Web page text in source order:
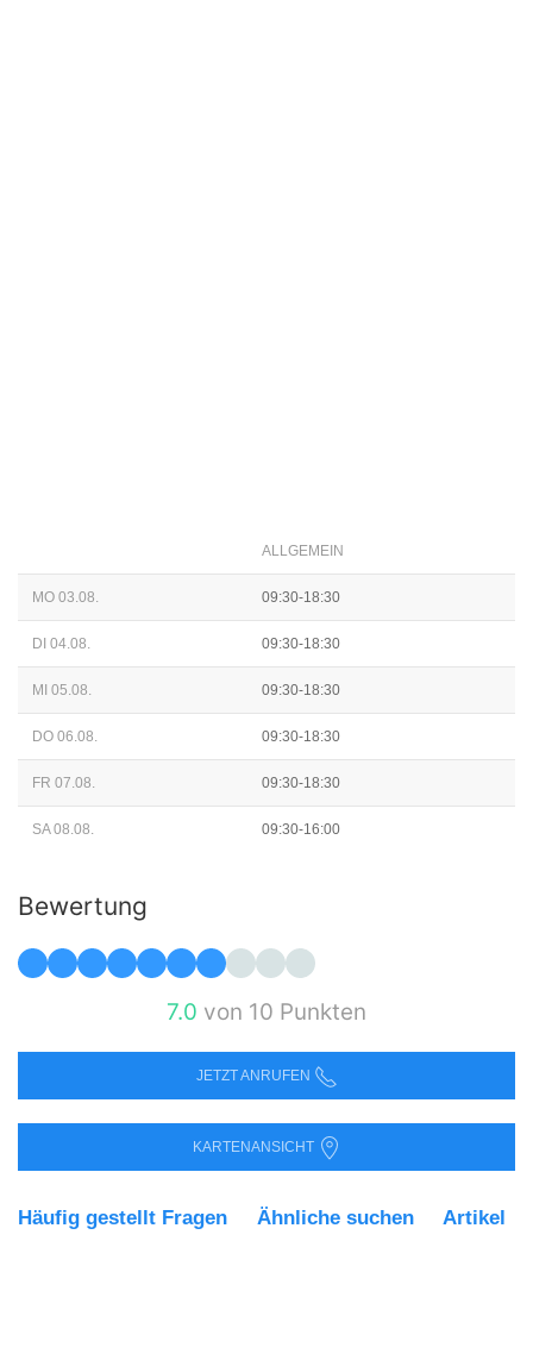
ALLGEMEIN
MO 03.08. 09:30-18:30
DI 04.08. 09:30-18:30
MI 05.08. 09:30-18:30
DO 06.08. 09:30-18:30
FR 07.08. 09:30-18:30
SA 08.08. 09:30-16:00
Bewertung
7.0 von 10 Punkten
JETZT ANRUFEN
KARTENANSICHT
Häufig gestellt Fragen Ähnliche suchen Artikel